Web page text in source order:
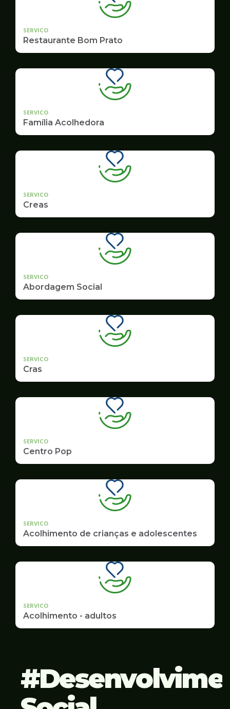
SERVICO
Restaurante Bom Prato
SERVICO
Família Acolhedora
SERVICO
Creas
SERVICO
Abordagem Social
SERVICO
Cras
SERVICO
Centro Pop
SERVICO
Acolhimento de crianças e adolescentes
SERVICO
Acolhimento - adultos